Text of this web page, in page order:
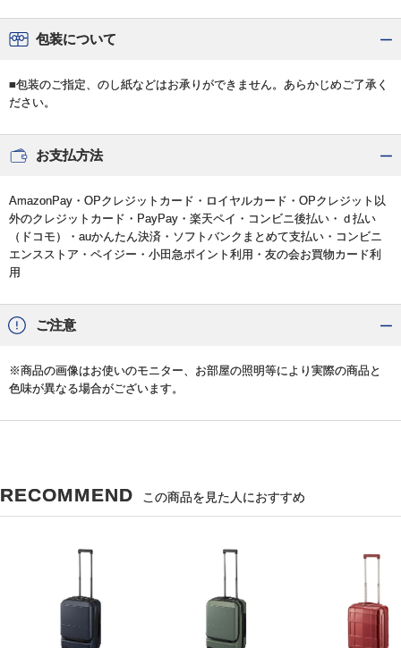
包装について
■包装のご指定、のし紙などはお承りができません。あらかじめご了承く
ださい。
お支払方法
AmazonPay・OPクレジットカード・ロイヤルカード・OPクレジット以
外のクレジットカード・PayPay・楽天ペイ・コンビニ後払い・ｄ払い
（ドコモ）・auかんたん決済・ソフトバンクまとめて支払い・コンビニ
エンスストア・ペイジー・小田急ポイント利用・友の会お買物カード利
用
ご注意
※商品の画像はお使いのモニター、お部屋の照明等により実際の商品と
色味が異なる場合がございます。
RECOMMEND この商品を見た人におすすめ